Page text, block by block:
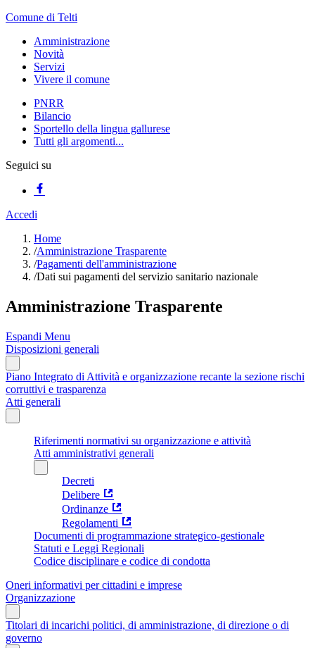
Comune di Telti
Amministrazione
Novità
Servizi
Vivere il comune
PNRR
Bilancio
Sportello della lingua gallurese
Tutti gli argomenti...
Seguici su
Accedi
Home
/Amministrazione Trasparente
/Pagamenti dell'amministrazione
/Dati sui pagamenti del servizio sanitario nazionale
Amministrazione Trasparente
Espandi Menu
Disposizioni generali
Piano Integrato di Attività e organizzazione recante la sezione rischi
corruttivi e trasparenza
Atti generali
Riferimenti normativi su organizzazione e attività
Atti amministrativi generali
Decreti
Delibere
Ordinanze
Regolamenti
Documenti di programmazione strategico-gestionale
Statuti e Leggi Regionali
Codice disciplinare e codice di condotta
Oneri informativi per cittadini e imprese
Organizzazione
Titolari di incarichi politici, di amministrazione, di direzione o di
governo